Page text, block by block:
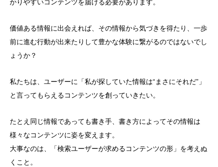
かりやすいコンテンツを届ける必要があります。
価値ある情報に出会えれば、その情報から気づきを得たり、一歩
前に進む行動が出来たりして豊かな体験に繋がるのではないでし
ょうか？
私たちは、ユーザーに「私が探していた情報は“まさにそれだ”」
と言ってもらえるコンテンツを創っていきたい。
たとえ同じ情報であっても書き手、書き方によってその情報は
様々なコンテンツに姿を変えます。
大事なのは、「検索ユーザーが求めるコンテンツの形」を考えぬ
くこと。